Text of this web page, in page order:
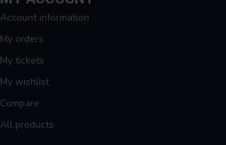
Account information
My orders
My tickets
My wishlist
Compare
All products